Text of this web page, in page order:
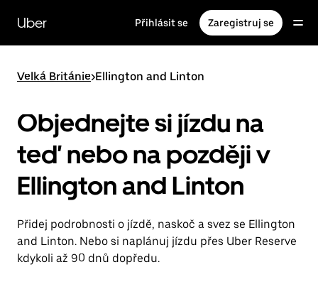
hlavní
obsah
Uber Přihlásit se Zaregistruj se
Velká Británie>Ellington and Linton
Objednejte si jízdu na
teď nebo na později v
Ellington and Linton
Přidej podrobnosti o jízdě, naskoč a svez se Ellington
and Linton. Nebo si naplánuj jízdu přes Uber Reserve
kdykoli až 90 dnů dopředu.